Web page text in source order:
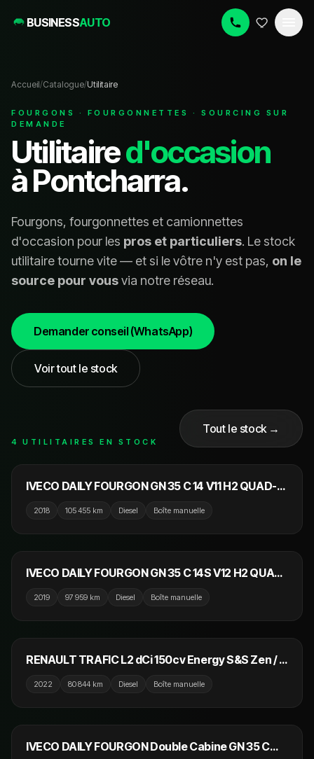
BUSINESSAUTO
Accueil/Catalogue/Utilitaire
FOURGONS · FOURGONNETTES · SOURCING SUR
DEMANDE
Utilitaired'occasion
à Pontcharra.
Fourgons, fourgonnettes et camionnettes
d'occasion pour les pros et particuliers. Le stock
utilitaire tourne vite — et si le vôtre n'y est pas, on le
source pour vousvia notre réseau.
Demander conseil (WhatsApp)
Voir tout le stock
4 UTILITAIRES EN STOCK
Tout le stock →
13 000 €
IVECO DAILY FOURGON GN 35 C 14 V11 H2 QUAD-
2018 105 455 km Diesel Boîte manuelle
15 000 €
IVECO DAILY FOURGON GN 35 C 14S V12 H2 QUAD-
2019 97 959 km Diesel Boîte manuelle
22 990 €
RENAULT TRAFIC L2 dCi 150cv Energy S&S Zen / 9
2022 80 844 km Diesel Boîte manuelle
26 000 €
IVECO DAILY FOURGON Double Cabine GN 35 C